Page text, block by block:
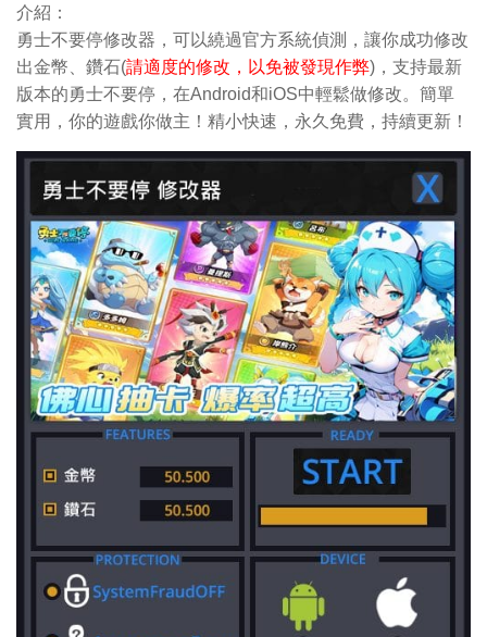
介紹：
勇士不要停修改器，可以繞過官方系統偵測，讓你成功修改
出金幣、鑽石(請適度的修改，以免被發現作弊)，支持最新
版本的勇士不要停，在Android和iOS中輕鬆做修改。簡單
實用，你的遊戲你做主！精小快速，永久免費，持續更新！